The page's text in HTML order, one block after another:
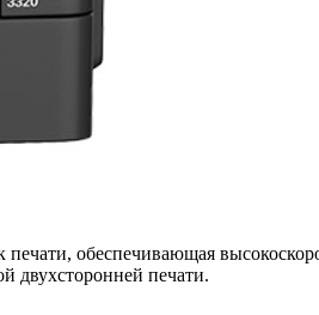
обеспечивающая
двухсторонней печати.